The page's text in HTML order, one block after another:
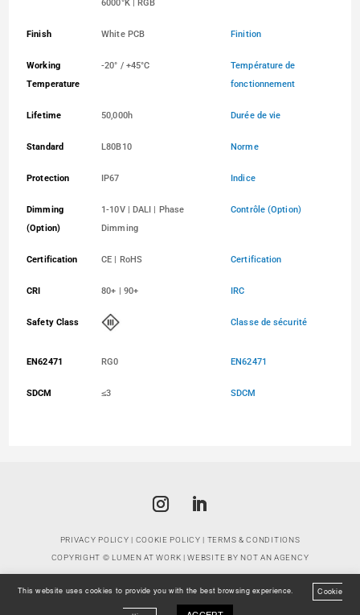
6000°K | RGB
Finish White PCB Finition
Working
Temperature
-20° / +45°C
Température de
fonctionnement
Lifetime 50,000h Durée de vie
Standard L80B10 Norme
Protection IP67 Indice
Dimming
(Option)
1-10V | DALI | Phase
Dimming
Contrôle (Option)
Certification CE | RoHS Certification
CRI 80+ | 90+ IRC
Safety Class Classe de sécurité
EN62471 RG0 EN62471
SDCM ≤3 SDCM
PRIVACY POLICY | COOKIE POLICY | TERMS & CONDITIONS
COPYRIGHT © LUMEN AT WORK | WEBSITE BY NOT AN AGENCY
This website uses cookies to provide you with the best browsing experience. Cookie